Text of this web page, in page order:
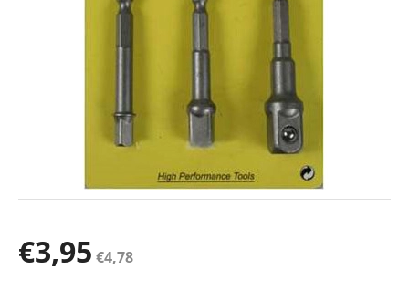
€3,95 €4,78